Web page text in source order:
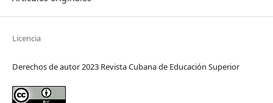
Licencia
Derechos de autor 2023 Revista Cubana de Educación Superior